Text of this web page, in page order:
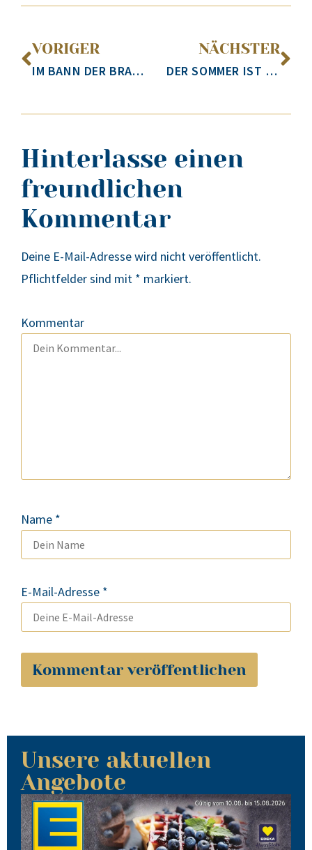
VORIGER
IM BANN DER BRATWURST!
NÄCHSTER
DER SOMMER IST ROSÉ!
Hinterlasse einen
freundlichen
Kommentar
Deine E-Mail-Adresse wird nicht veröffentlicht.
Pflichtfelder sind mit * markiert.
Kommentar
Name *
E-Mail-Adresse *
Unsere aktuellen
Angebote